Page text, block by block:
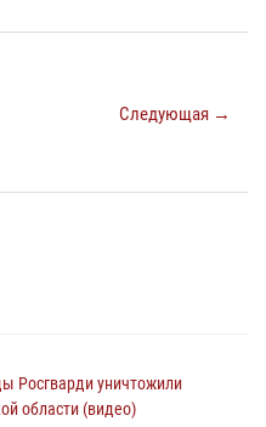
Следующая →
Росгварди уничтожили
области (видео)